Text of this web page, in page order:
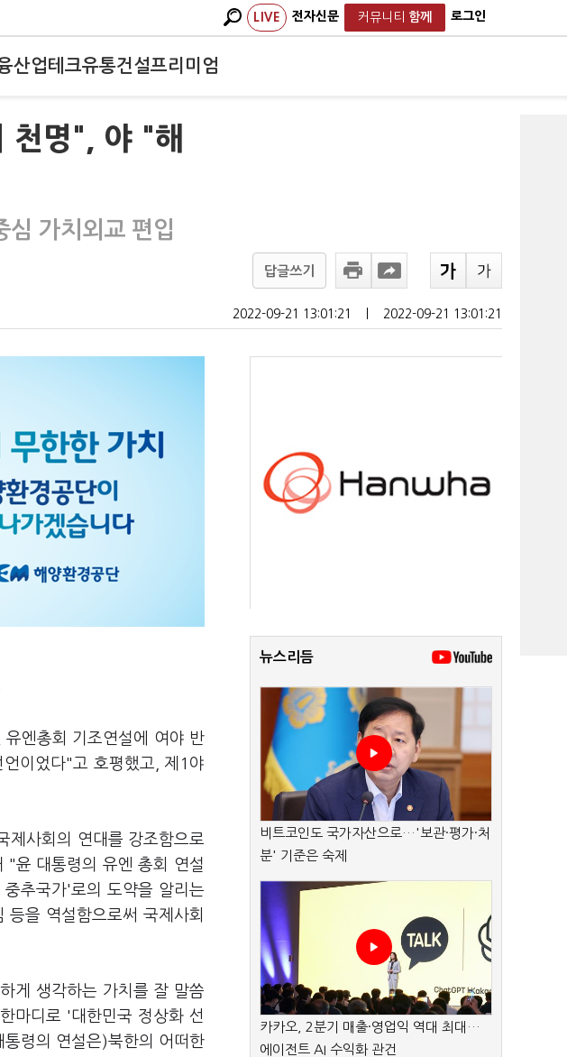
LIVE 전자신문 커뮤니티 함께 로그인
산업테크유통건설프리미엄
천명", 야 "해
가치외교 편입
답글쓰기
2022-09-21 13:01:21 2022-09-21 13:01:21
엔총회 기조연설에 여야 반
이었다"고 호평했고, 제1야
제사회의 연대를 강조함으로
"윤 대통령의 유엔 총회 연설
추국가'로의 도약을 알리는
을 역설함으로써 국제사회
게 생각하는 가치를 잘 말씀
마디로 '대한민국 정상화 선
령의 연설은)북한의 어떠한
뉴스리듬
비트코인도 국가자산으로…'보관·평가·처
분' 기준은 숙제
카카오, 2분기 매출·영업익 역대 최대…
에이전트 AI 수익화 관건